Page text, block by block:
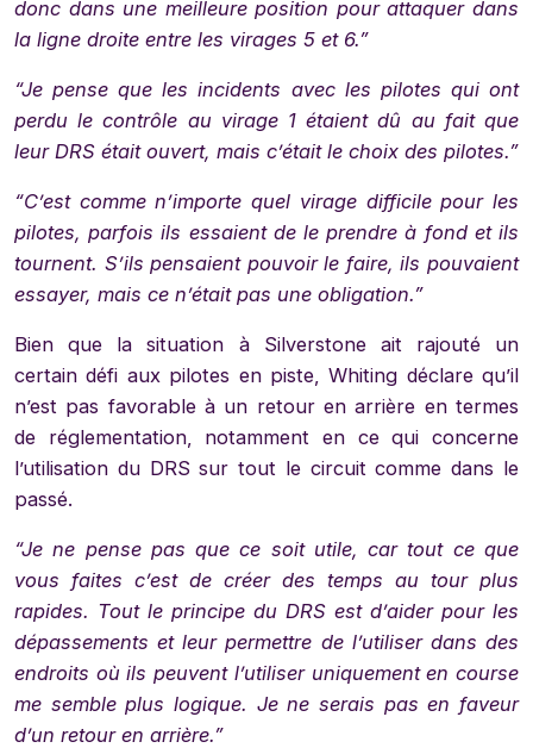
donc dans une meilleure position pour attaquer dans
la ligne droite entre les virages 5 et 6.”
“Je pense que les incidents avec les pilotes qui ont
perdu le contrôle au virage 1 étaient dû au fait que
leur DRS était ouvert, mais c’était le choix des pilotes.”
“C’est comme n’importe quel virage difficile pour les
pilotes, parfois ils essaient de le prendre à fond et ils
tournent. S’ils pensaient pouvoir le faire, ils pouvaient
essayer, mais ce n’était pas une obligation.”
Bien que la situation à Silverstone ait rajouté un
certain défi aux pilotes en piste, Whiting déclare qu’il
n’est pas favorable à un retour en arrière en termes
de réglementation, notamment en ce qui concerne
l’utilisation du DRS sur tout le circuit comme dans le
passé.
“Je ne pense pas que ce soit utile, car tout ce que
vous faites c’est de créer des temps au tour plus
rapides. Tout le principe du DRS est d’aider pour les
dépassements et leur permettre de l’utiliser dans des
endroits où ils peuvent l’utiliser uniquement en course
me semble plus logique. Je ne serais pas en faveur
d’un retour en arrière.”